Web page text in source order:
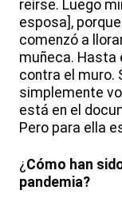
reírse. Luego
esposa],
comenzó a
muñeca. Hasta
contra el muro.
simplemente
está en el
Pero para ella
¿ Cómo han
pandemia?